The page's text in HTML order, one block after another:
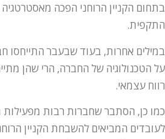
בתחום הקניין הרוחני הפכה
התקפית.
במילים אחרות, בעוד שבעבר התייחסו
על הטכנולוגיה של החברה, הרי שהן
רווח עצמאי.
כמו כן, הסתבר שחברות רבות מפעילות
לעובדים המביאים להשבחת הקניין